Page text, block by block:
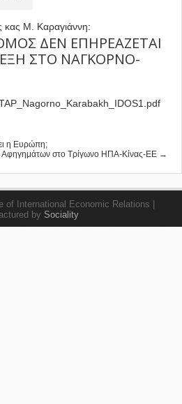
κας Μ. Καραγιάννη:
ΔΕΝ ΕΠΗΡΕΑΖΕΤΑΙ
ΣΤΟ ΝΑΓΚΟΡΝΟ-
η Ευρώπη;
Αφηγημάτων στο Τρίγωνο ΗΠΑ-Κίνας-ΕΕ →
of International Economic Relations |
by Sociality